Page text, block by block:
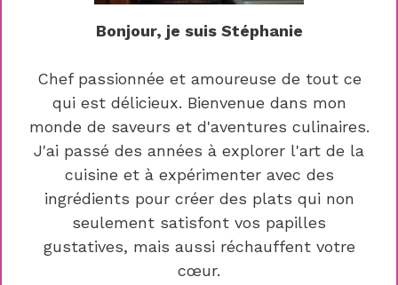
Bonjour, je suis Stéphanie
Chef passionnée et amoureuse de tout ce
qui est délicieux. Bienvenue dans mon
monde de saveurs et d'aventures culinaires.
J'ai passé des années à explorer l'art de la
cuisine et à expérimenter avec des
ingrédients pour créer des plats qui non
seulement satisfont vos papilles
gustatives, mais aussi réchauffent votre
cœur.